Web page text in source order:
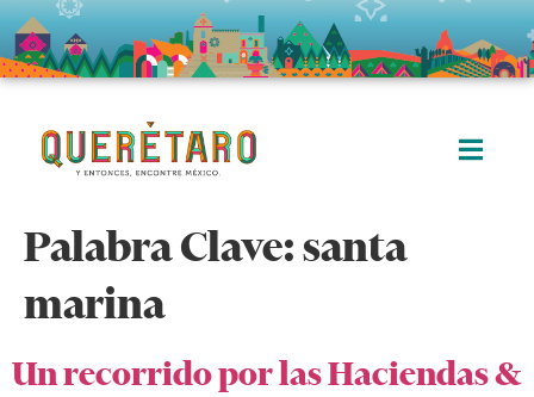
Palabra Clave:santa
marina
Un recorrido por las Haciendas &